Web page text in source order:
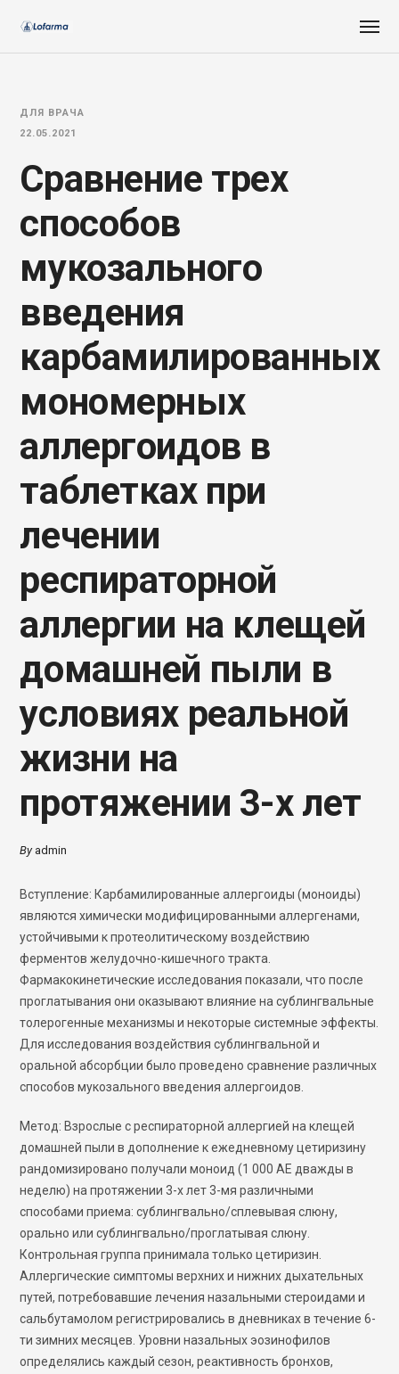
ДЛЯ ВРАЧА
22.05.2021
Сравнение трех
способов
мукозального
введения
карбамилированных
мономерных
аллергоидов в
таблетках при
лечении
респираторной
аллергии на клещей
домашней пыли в
условиях реальной
жизни на
протяжении 3-х лет
By admin
Вступление: Карбамилированные аллергоиды (моноиды)
являются химически модифицированными аллергенами,
устойчивыми к протеолитическому воздействию
ферментов желудочно-кишечного тракта.
Фармакокинетические исследования показали, что после
проглатывания они оказывают влияние на сублингвальные
толерогенные механизмы и некоторые системные эффекты.
Для исследования воздействия сублингвальной и
оральной абсорбции было проведено сравнение различных
способов мукозального введения аллергоидов.
Метод: Взрослые с респираторной аллергией на клещей
домашней пыли в дополнение к ежедневному цетиризину
рандомизировано получали моноид (1 000 АЕ дважды в
неделю) на протяжении 3-х лет 3-мя различными
способами приема: сублингвально/сплевывая слюну,
орально или сублингвально/проглатывая слюну.
Контрольная группа принимала только цетиризин.
Аллергические симптомы верхних и нижних дыхательных
путей, потребовавшие лечения назальными стероидами и
сальбутамолом регистрировались в дневниках в течение 6-
ти зимних месяцев. Уровни назальных эозинофилов
определялись каждый сезон, реактивность бронхов,